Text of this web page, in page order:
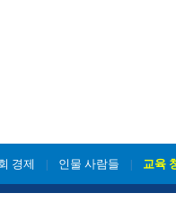
경제 인물 사람들 교육